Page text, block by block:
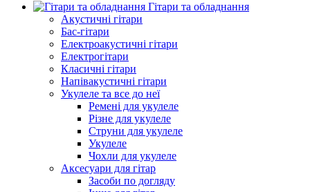
Гітари та обладнання
Акустичні гітари
Бас-гітари
Електроакустичні гітари
Електрогітари
Класичні гітари
Напівакустичні гітари
Укулеле та все до неї
Ремені для укулеле
Різне для укулеле
Струни для укулеле
Укулеле
Чохли для укулеле
Аксесуари для гітар
Засоби по догляду